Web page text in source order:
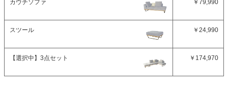
カウチソファ ￥79,990
スツール ￥24,990
【選択中】 3点セット ￥174,970